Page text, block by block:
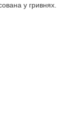
у гривнях.